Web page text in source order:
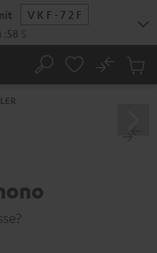
VKF-72F
57 S
Suche
No